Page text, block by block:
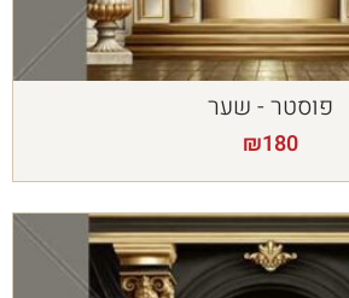
פוסטר - שער
₪180